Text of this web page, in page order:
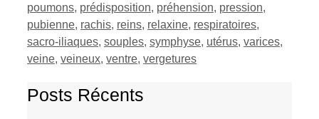
poumons, prédisposition, préhension, pression,
pubienne, rachis, reins, relaxine, respiratoires,
sacro-iliaques, souples, symphyse, utérus, varices,
veine, veineux, ventre, vergetures
Posts Récents